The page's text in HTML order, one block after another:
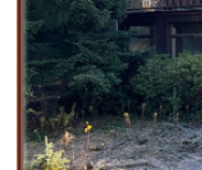
Gesuche
Sie wollen verkaufen?
Referenzen